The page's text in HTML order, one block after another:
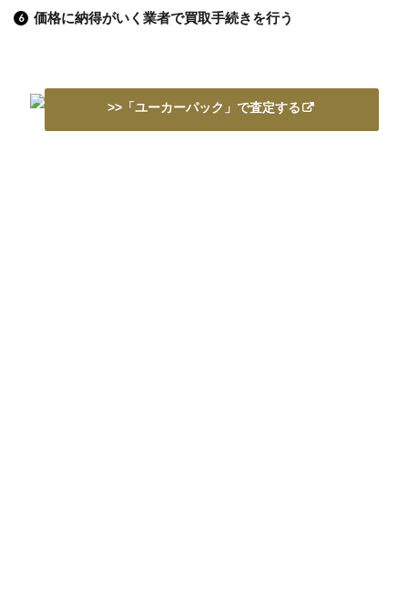
価格に納得がいく業者で買取手続きを行う
>>「ユーカーパック」で査定する